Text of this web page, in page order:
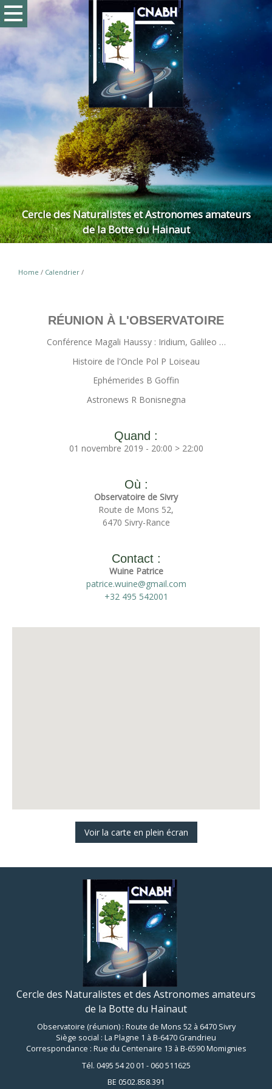
Cercle des Naturalistes et Astronomes amateurs
de la Botte du Hainaut
Home / Calendrier /
RÉUNION À L'OBSERVATOIRE
Conférence Magali Haussy : Iridium, Galileo …
Histoire de l'Oncle Pol P Loiseau
Ephémerides B Goffin
Astronews R Bonisnegna
Quand :
01 novembre 2019 - 20:00 > 22:00
Où :
Observatoire de Sivry
Route de Mons 52,
6470 Sivry-Rance
Contact :
Wuine Patrice
patrice.wuine@gmail.com
+32 495 542001
Voir la carte en plein écran
Cercle des Naturalistes et des Astronomes amateurs
de la Botte du Hainaut
Observatoire (réunion) : Route de Mons 52 à 6470 Sivry
Siège social : La Plagne 1 à B-6470 Grandrieu
Correspondance : Rue du Centenaire 13 à B-6590 Momignies
Tél. 0495 54 20 01 - 060 511625
BE 0502.858.391